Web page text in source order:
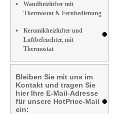
Wandheizlüfter mit
Thermostat & Fernbedienung
Keramikheizlüfter und
Luftbefeuchter, mit
Thermostat
Bleiben Sie mit uns im
Kontakt und tragen Sie
hier Ihre E-Mail-Adresse
für unsere HotPrice-Mail
ein: